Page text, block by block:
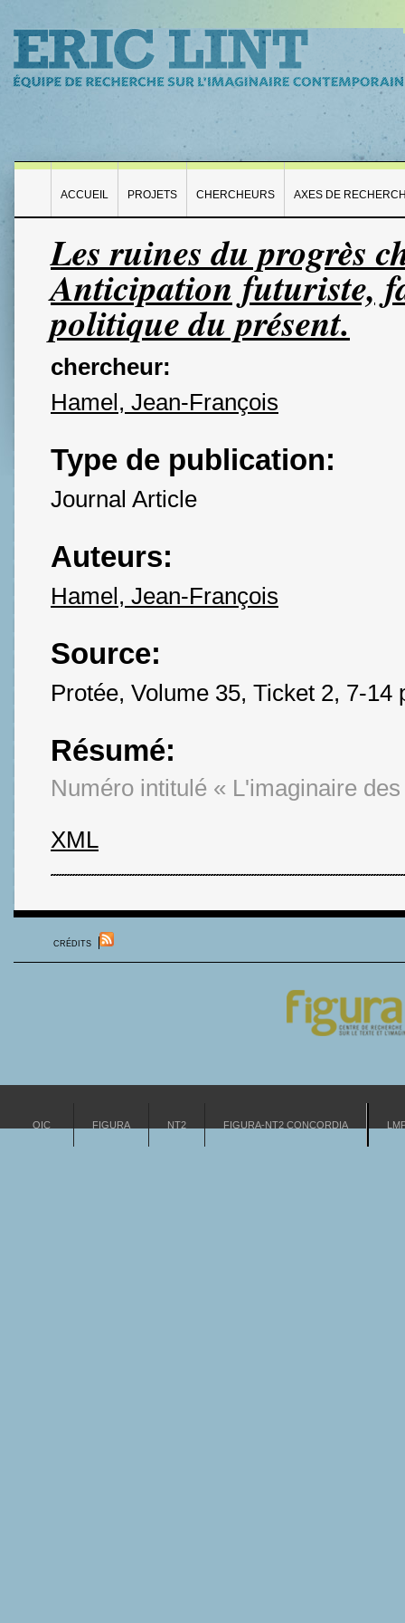
ACCUEIL PROJETS CHERCHEURS AXES DE
Les ruines du progrès
Anticipation futuriste,
politique du présent.
chercheur:
Hamel, Jean-François
Type de publication:
Journal Article
Auteurs:
Hamel, Jean-François
Source:
Protée, Volume 35, Ticket 2, 7-14
Résumé:
Numéro intitulé « L'imaginaire
XML
CRÉDITS
OIC FIGURA NT2 FIGURA-NT2 CONCORDIA